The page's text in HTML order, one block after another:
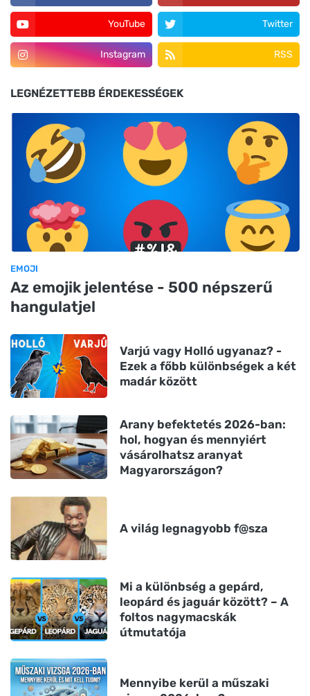
YouTube Twitter
Instagram RSS
LEGNÉZETTEBB ÉRDEKESSÉGEK
EMOJI
Az emojik jelentése - 500 népszerű
hangulatjel
Varjú vagy Holló ugyanaz? -
Ezek a főbb különbségek a két
madár között
Arany befektetés 2026-ban:
hol, hogyan és mennyiért
vásárolhatsz aranyat
Magyarországon?
A világ legnagyobb f@sza
Mi a különbség a gepárd,
leopárd és jaguár között? – A
foltos nagymacskák
útmutatója
Mennyibe kerül a műszaki